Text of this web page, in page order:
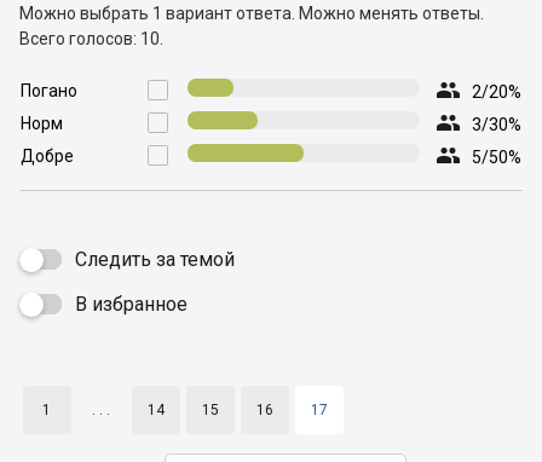
Можно выбрать 1 вариант ответа. Можно менять ответы.
Всего голосов: 10.

Погано  2/20%

Норм  3/30%

Добре  5/50%
Следить за темой
 В избранное
1 . . . 14 15 16 17